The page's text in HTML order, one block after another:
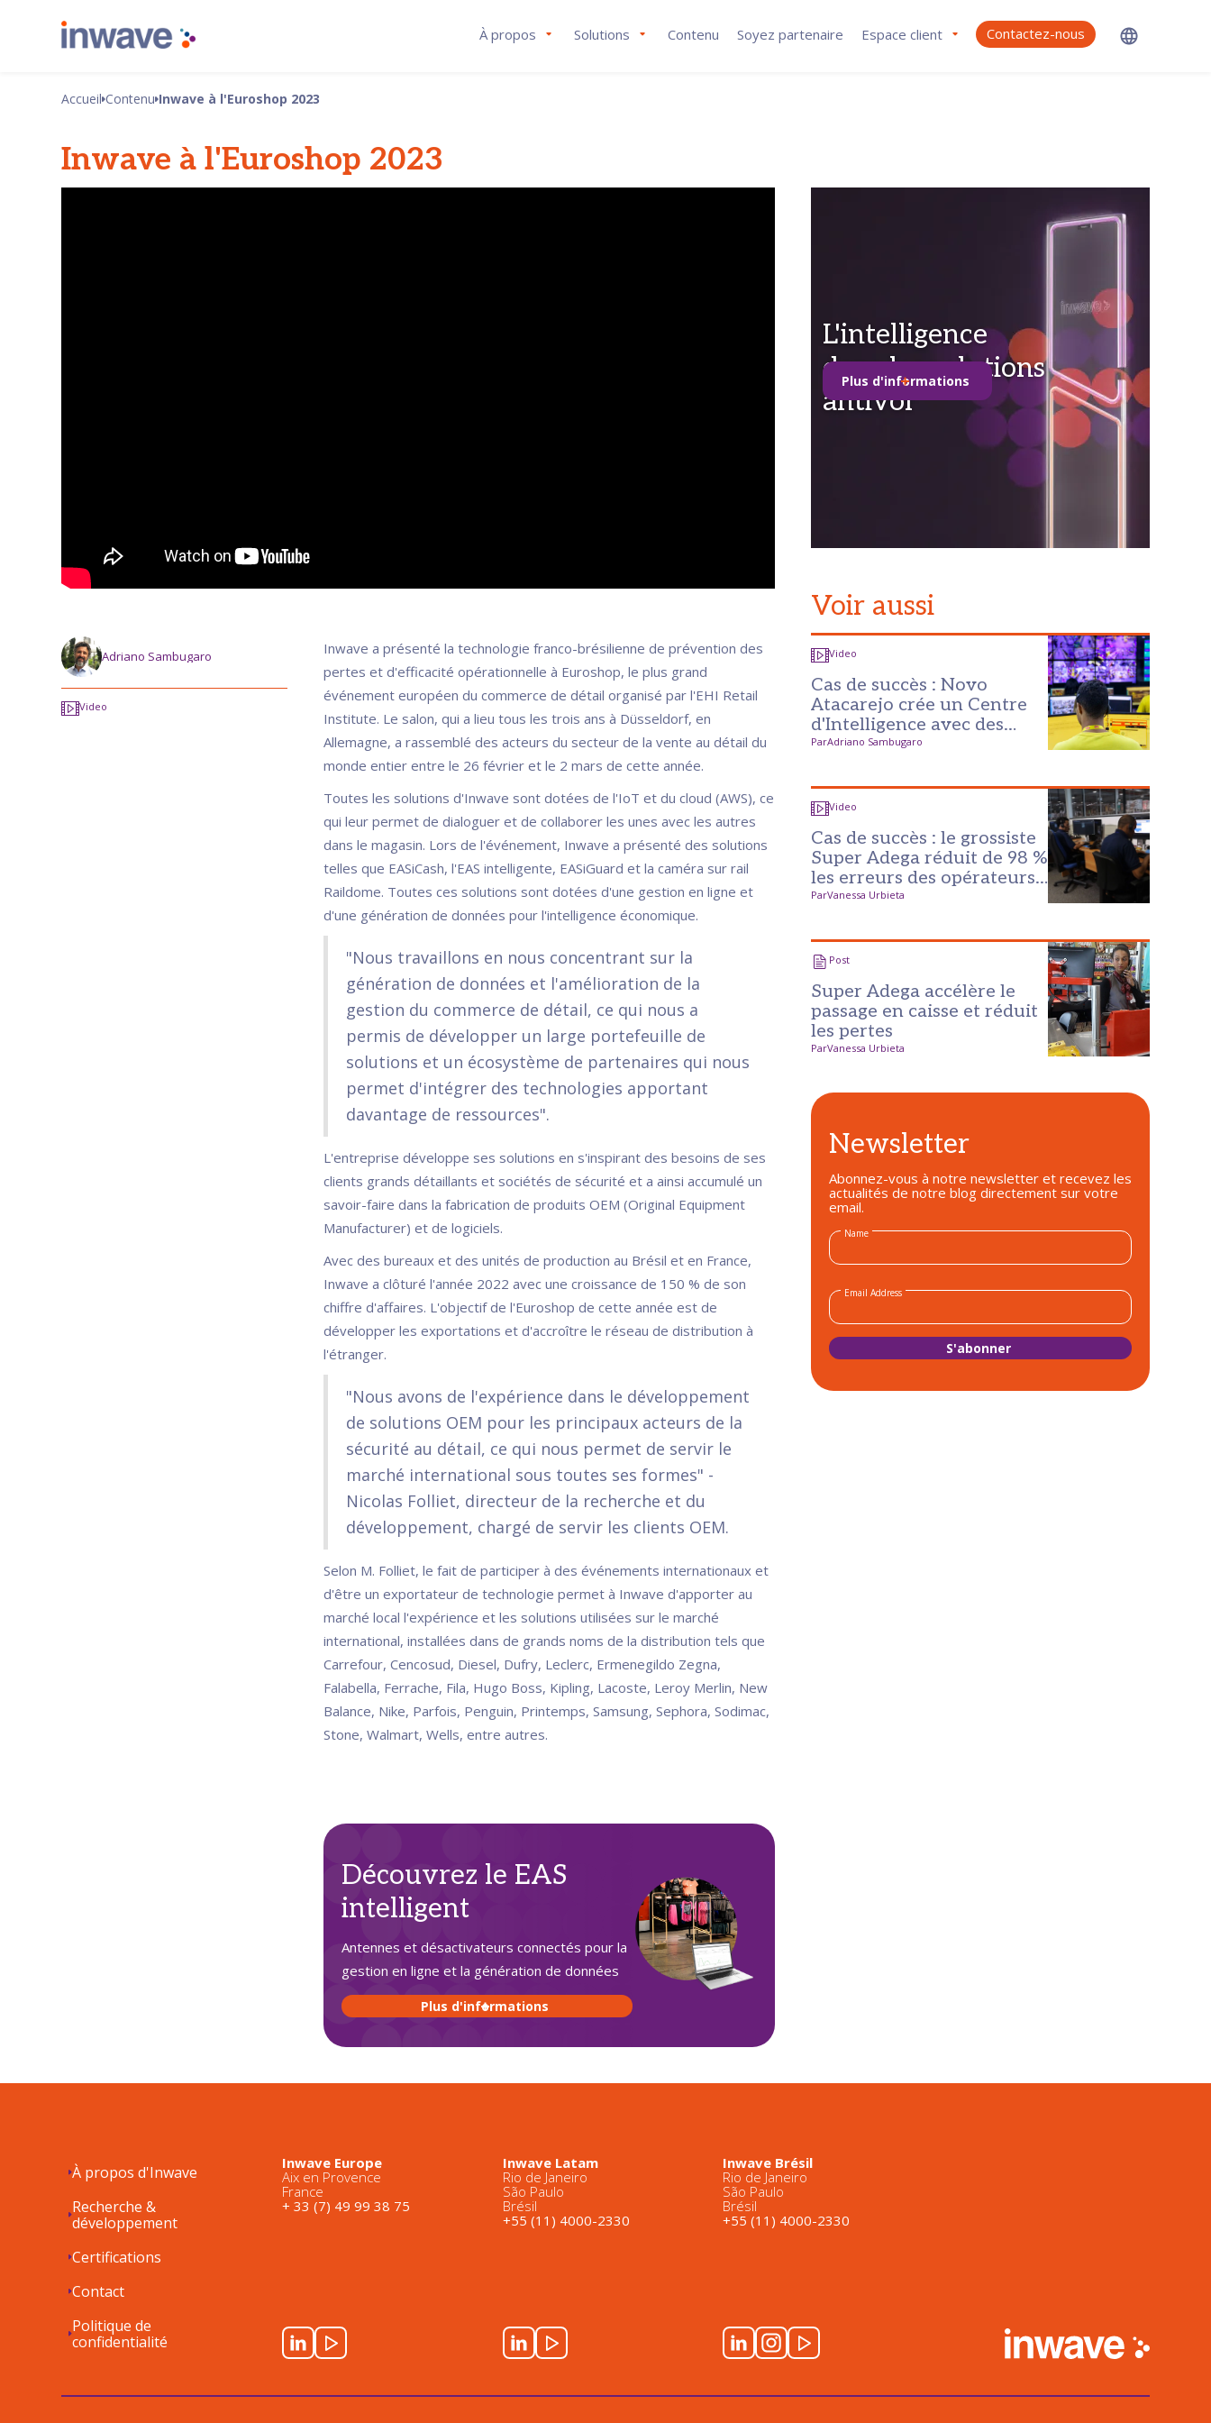
À propos Solutions Contenu Soyez partenaire Espace client Contactez-nous
Accueil Contenu Inwave à l'Euroshop 2023
Inwave à l'Euroshop 2023
Adriano Sambugaro
Video
Inwave a présenté la technologie franco-brésilienne de prévention des
pertes et d'efficacité opérationnelle à Euroshop, le plus grand
événement européen du commerce de détail organisé par l'EHI Retail
Institute. Le salon, qui a lieu tous les trois ans à Düsseldorf, en
Allemagne, a rassemblé des acteurs du secteur de la vente au détail du
monde entier entre le 26 février et le 2 mars de cette année.
Toutes les solutions d'Inwave sont dotées de l'IoT et du cloud (AWS), ce
qui leur permet de dialoguer et de collaborer les unes avec les autres
dans le magasin. Lors de l'événement, Inwave a présenté des solutions
telles que EASiCash, l'EAS intelligente, EASiGuard et la caméra sur rail
Raildome. Toutes ces solutions sont dotées d'une gestion en ligne et
d'une génération de données pour l'intelligence économique.
"Nous travaillons en nous concentrant sur la
génération de données et l'amélioration de la
gestion du commerce de détail, ce qui nous a
permis de développer un large portefeuille de
solutions et un écosystème de partenaires qui nous
permet d'intégrer des technologies apportant
davantage de ressources".
L'entreprise développe ses solutions en s'inspirant des besoins de ses
clients grands détaillants et sociétés de sécurité et a ainsi accumulé un
savoir-faire dans la fabrication de produits OEM (Original Equipment
Manufacturer) et de logiciels.
Avec des bureaux et des unités de production au Brésil et en France,
Inwave a clôturé l'année 2022 avec une croissance de 150 % de son
chiffre d'affaires. L'objectif de l'Euroshop de cette année est de
développer les exportations et d'accroître le réseau de distribution à
l'étranger.
"Nous avons de l'expérience dans le développement
de solutions OEM pour les principaux acteurs de la
sécurité au détail, ce qui nous permet de servir le
marché international sous toutes ses formes" -
Nicolas Folliet, directeur de la recherche et du
développement, chargé de servir les clients OEM.
Selon M. Folliet, le fait de participer à des événements internationaux et
d'être un exportateur de technologie permet à Inwave d'apporter au
marché local l'expérience et les solutions utilisées sur le marché
international, installées dans de grands noms de la distribution tels que
Carrefour, Cencosud, Diesel, Dufry, Leclerc, Ermenegildo Zegna,
Falabella, Ferrache, Fila, Hugo Boss, Kipling, Lacoste, Leroy Merlin, New
Balance, Nike, Parfois, Penguin, Printemps, Samsung, Sephora, Sodimac,
Stone, Walmart, Wells, entre autres.
Découvrez le EAS
intelligent
Antennes et désactivateurs connectés pour la
gestion en ligne et la génération de données
Plus d'informations
L'intelligence
dans les solutions
antivol
Plus d'informations
Voir aussi
Video
Cas de succès : Novo
Atacarejo crée un Centre
d'Intelligence avec des
résultats pour toute
ParAdriano Sambugaro
Video
Cas de succès : le grossiste
Super Adega réduit de 98 %
les erreurs des opérateurs
de caisse
ParVanessa Urbieta
Post
Super Adega accélère le
passage en caisse et réduit
les pertes
ParVanessa Urbieta
Newsletter
Abonnez-vous à notre newsletter et recevez les
actualités de notre blog directement sur votre
email.
Name
Email Address
À propos d'Inwave
Recherche &
développement
Certifications
Contact
Politique de
confidentialité
Inwave Europe
Aix en Provence
France
+ 33 (7) 49 99 38 75
Inwave Latam
Rio de Janeiro
São Paulo
Brésil
+55 (11) 4000-2330
Inwave Brésil
Rio de Janeiro
São Paulo
Brésil
+55 (11) 4000-2330